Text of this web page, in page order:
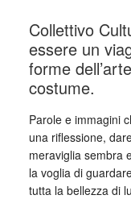
Collettivo
essere un
forme
costume.
Parole e immagini
una riflessione,
meraviglia sembra
la voglia di
tutta la bellezza di